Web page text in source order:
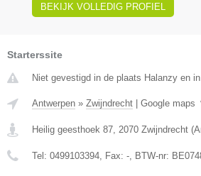
BEKIJK VOLLEDIG PROFIEL
Starterssite
Niet gevestigd in de plaats Halanzy en
Antwerpen » Zwijndrecht Google maps
Heilig geesthoek 87, 2070 Zwijndrecht (
Tel: 0499103394, Fax: -, BTW-nr: